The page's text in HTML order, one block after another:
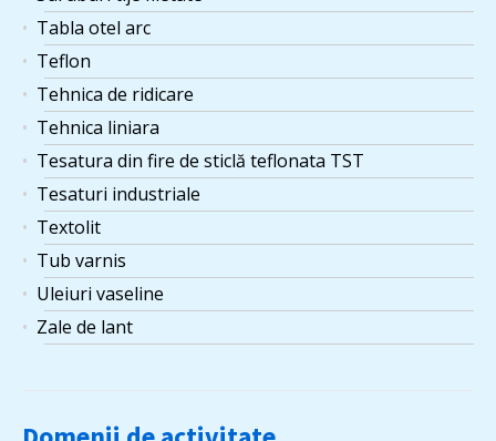
Tabla otel arc
Teflon
Tehnica de ridicare
Tehnica liniara
Tesatura din fire de sticlă teflonata TST
Tesaturi industriale
Textolit
Tub varnis
Uleiuri vaseline
Zale de lant